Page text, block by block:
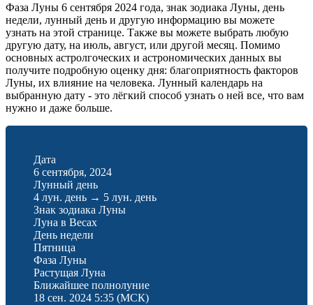
Фаза Луны 6 сентября 2024 года, знак зодиака Луны, день
недели, лунный день и другую информацию вы можете
узнать на этой странице. Также вы можете выбрать любую
другую дату, на июль, август, или другой месяц. Помимо
основных астролгоческих и астрономических данных вы
получите подробную оценку дня: благоприятность факторов
Луны, их влияние на человека. Лунный календарь на
выбранную дату - это лёгкий способ узнать о ней все, что вам
нужно и даже больше.
Дата
6 сентября, 2024
Лунный день
4 лун. день → 5 лун. день
Знак зодиака Луны
Луна в Весах
День недели
Пятница
Фаза Луны
Растущая Луна
Ближайшее полнолуние
18 сен. 2024 5:35 (МСК)